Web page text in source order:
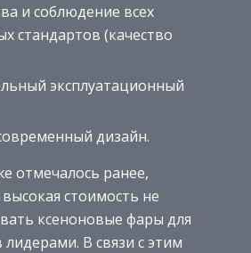
и соблюдение всех
стандартов (качество
эксплуатационный
дизайн.
отмечалось ранее,
стоимость не
ксеноновые фары для
В связи с этим